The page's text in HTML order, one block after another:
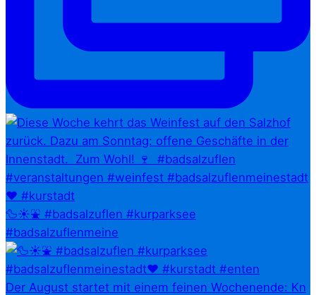
🦆☀️⛲ #badsalzuflen #kurparksee
#badsalzuflenmeine
Der August startet mit einem feinen Wochenende: Kn